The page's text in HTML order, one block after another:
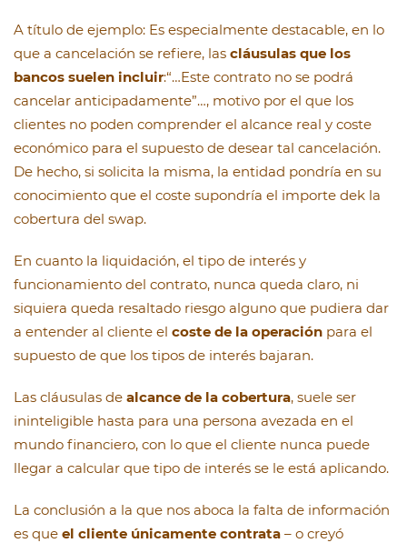
A título de ejemplo: Es especialmente destacable, en lo
que a cancelación se refiere, las cláusulas que los
bancos suelen incluir:“…Este contrato no se podrá
cancelar anticipadamente”…, motivo por el que los
clientes no poden comprender el alcance real y coste
económico para el supuesto de desear tal cancelación.
De hecho, si solicita la misma, la entidad pondría en su
conocimiento que el coste supondría el importe dek la
cobertura del swap.
En cuanto la liquidación, el tipo de interés y
funcionamiento del contrato, nunca queda claro, ni
siquiera queda resaltado riesgo alguno que pudiera dar
a entender al cliente el coste de la operación para el
supuesto de que los tipos de interés bajaran.
Las cláusulas de alcance de la cobertura, suele ser
ininteligible hasta para una persona avezada en el
mundo financiero, con lo que el cliente nunca puede
llegar a calcular que tipo de interés se le está aplicando.
La conclusión a la que nos aboca la falta de información
es que el cliente únicamente contrata – o creyó